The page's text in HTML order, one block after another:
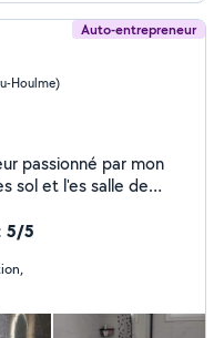
Auto-entrepreneur
Houlme)
passionné par mon
sol et l'es salle de
5/5